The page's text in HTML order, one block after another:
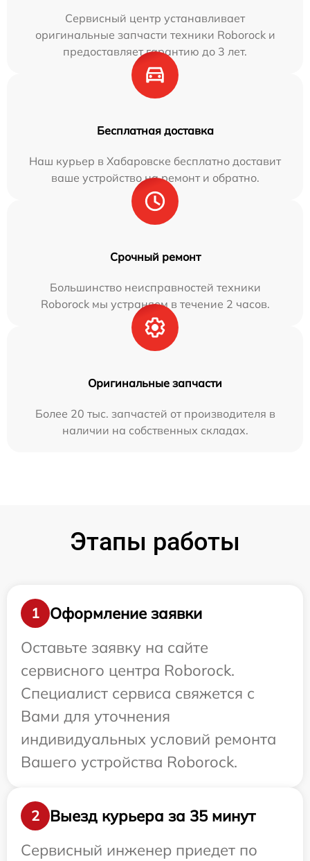
Сервисный центр устанавливает
оригинальные запчасти техники Roborock и
предоставляет гарантию до 3 лет.
Бесплатная доставка
Наш курьер в Хабаровске бесплатно доставит
ваше устройство на ремонт и обратно.
Срочный ремонт
Большинство неисправностей техники
Roborock мы устраняем в течение 2 часов.
Оригинальные запчасти
Более 20 тыс. запчастей от производителя в
наличии на собственных складах.
Этапы работы
1
Оформление заявки
Оставьте заявку на сайте
сервисного центра Roborock.
Специалист сервиса свяжется с
Вами для уточнения
индивидуальных условий ремонта
Вашего устройства Roborock.
2
Выезд курьера за 35 минут
Сервисный инженер приедет по